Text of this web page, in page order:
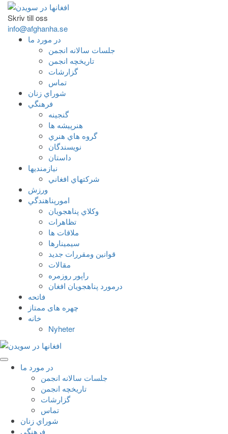
Skriv till oss
info@afghanha.se
در مورد ما
جلسات سالانه انجمن
تاریخچه انجمن
گزارشات
تماس
شوراي زنان
فرهنگي
گنجينه
هنرپيشه ها
گروه هاي هنري
نويسندگان
داستان
نيازمنديها
شرکتهاي افغاني
ورزش
امورپناهندگي
وکلاي پناهجويان
تظاهرات
ملاقات ها
سيمينارها
قوانين ومقررات جديد
مقالات
راپور روزمره
درمورد پناهجويان افغان
فاتحه
چهره های ممتاز
خانه
Nyheter
در مورد ما
جلسات سالانه انجمن
تاریخچه انجمن
گزارشات
تماس
شوراي زنان
فرهنگي